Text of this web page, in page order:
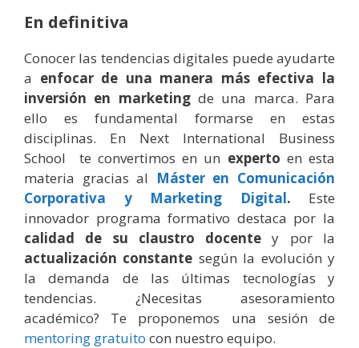
En definitiva
Conocer las tendencias digitales puede ayudarte
a enfocar de una manera más efectiva la
inversión en marketingde una marca. Para
ello es fundamental formarse en estas
disciplinas. En Next International Business
School te convertimos en un experto en esta
materia gracias al Máster en Comunicación
Corporativa y Marketing Digital. Este
innovador programa formativo destaca por la
calidad de su claustro docente y por la
actualización constante según la evolución y
la demanda de las últimas tecnologías y
tendencias. ¿Necesitas asesoramiento
académico? Te proponemos una sesión de
mentoring gratuito con nuestro equipo.